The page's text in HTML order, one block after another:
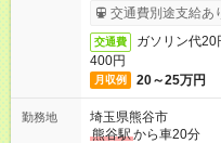
交通費別途支給あ
交通費
ガソリン代
400円
月収例 20～25万円
勤務地
埼玉県熊谷市
熊谷駅から車20分